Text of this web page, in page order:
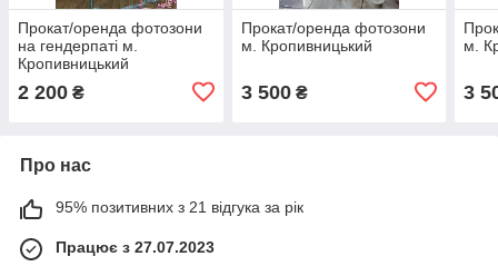
Прокат/оренда фотозони
на гендерпаті м.
Кропивницький
2 200 ₴
Прокат/оренда фотозони
м. Кропивницький
3 500₴
м.
3
Про нас
95% позитивних з 21 відгука за рік
Працює з 27.07.2023